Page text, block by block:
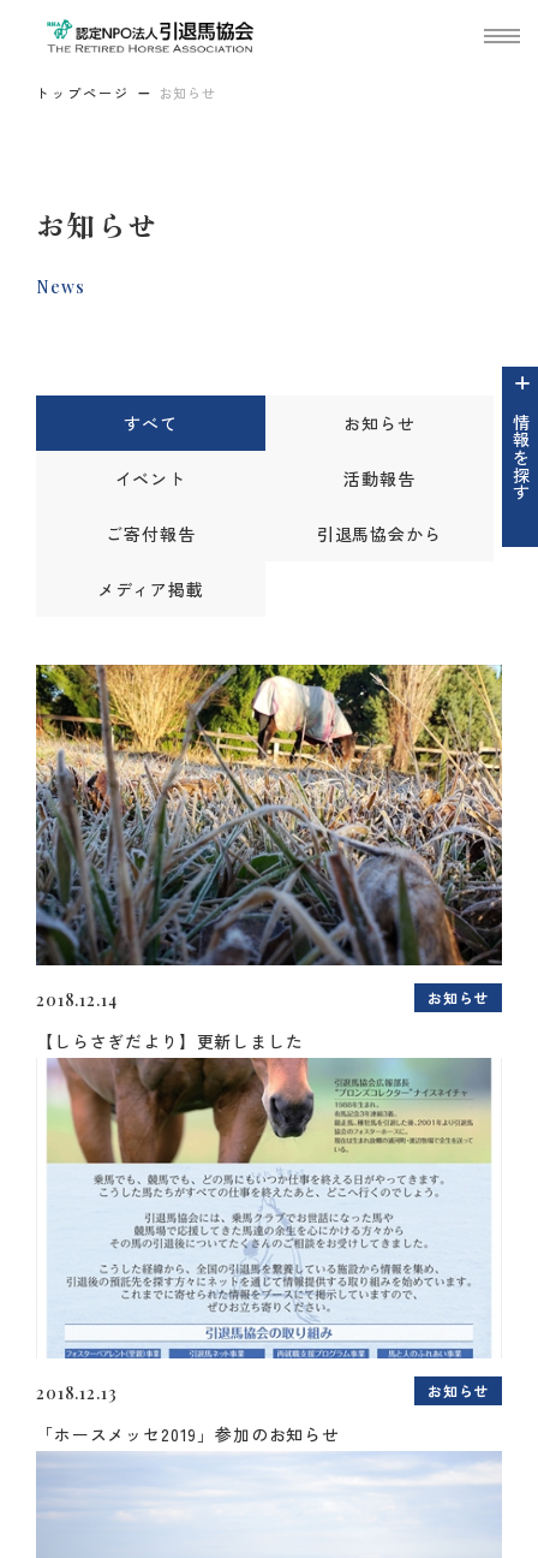
トップページ お知らせ
お知らせ
News
情報を探す
すべて お知らせ
イベント 活動報告
ご寄付報告 引退馬協会から
メディア掲載
2018.12.14 お知らせ
【しらさぎだより】更新しました
2018.12.13 お知らせ
「ホースメッセ2019」参加のお知らせ